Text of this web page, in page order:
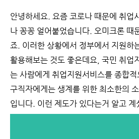
안녕하세요. 요즘 코로나 때문에 취업
나 꽁꽁 얼어붙었습니다. 오미크론 때
죠. 이러한 상황에서 정부에서 지원하
활용해보는 것도 좋은데요, 국민 취업
는 사람에게 취업지원서비스를 종합
구직자에게는 생계를 위한 최소한의
입니다. 이런 제도가 있다는거 알고 계